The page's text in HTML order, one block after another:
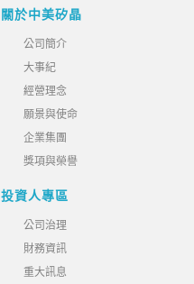
關於中美矽晶
公司簡介
大事紀
經營理念
願景與使命
企業集團
獎項與榮譽
投資人專區
公司治理
財務資訊
重大訊息